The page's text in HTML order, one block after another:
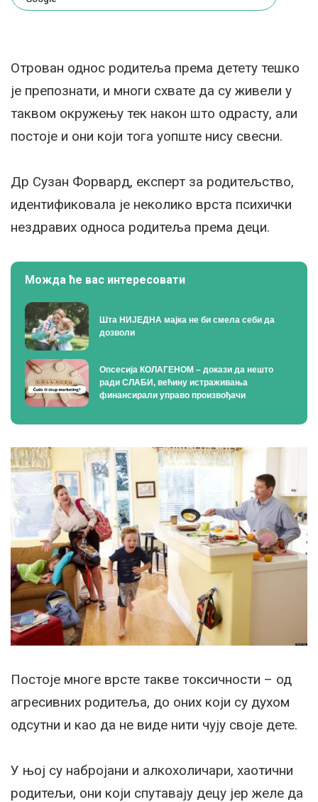
Отрован однос родитеља према детету тешко
је препознати, и многи схвате да су живели у
таквом окружењу тек након што одрасту, али
постоје и они који тога уопште нису свесни.
Др Сузан Форвард, експерт за родитељство,
идентификовала је неколико врста психички
нездравих односа родитеља према деци.
Можда ће вас интересовати
Шта НИЈЕДНА мајка не би смела себи да
дозволи
Опсесија КОЛАГЕНОМ – докази да нешто
ради СЛАБИ, већину истраживања
финансирали управо произвођачи
Постоје многе врсте такве токсичности – од
агресивних родитеља, до оних који су духом
одсутни и као да не виде нити чују своје дете.
У њој су набројани и алкохоличари, хаотични
родитељи, они који спутавају децу јер желе да